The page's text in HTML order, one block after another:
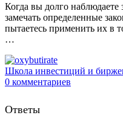
Когда вы долго наблюдаете
замечать определенные
пытаетесь применить их в
…
Школа инвестиций и
0 комментариев
Ответы